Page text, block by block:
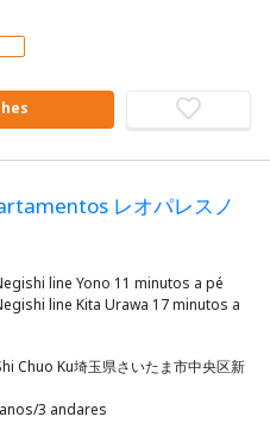
レオパレスノ
line Yono 11 minutos a pé
line Kita Urawa 17 minutos a
Chuo Ku埼玉県さいたま市中央区新
3 andares